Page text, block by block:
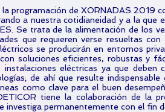
la programación de XORNADAS 2019
a nuestra cotidianeidad y a la que
Se trata de la alimentación de los
que requieren verse resueltas
se producirán en entornos
soluciones eficientes, robustas y
eléctricas ya que
de ahí que resulte
como clave para el buen
tiene la colaboración de la
investiga permanentemente con el fin